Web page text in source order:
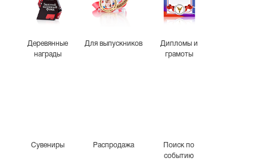
Деревянные
награды
Для выпускников
Дипломы и
грамоты
Сувениры Распродажа
Поиск по
событию